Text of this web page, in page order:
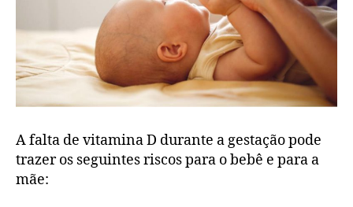
A falta de vitamina D durante a gestação pode
trazer os seguintes riscos para o bebê e para a
mãe: